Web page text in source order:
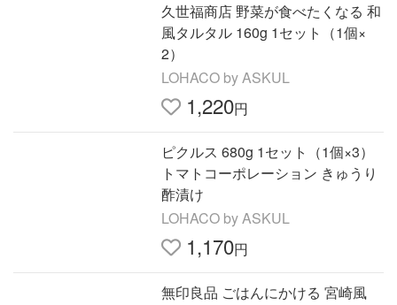
久世福商店 野菜が食べたくなる 和
風タルタル 160g 1セット（1個×
2）
LOHACO by ASKUL
1,220円
ピクルス 680g 1セット（1個×3）
トマトコーポレーション きゅうり
酢漬け
LOHACO by ASKUL
1,170円
無印良品 ごはんにかける 宮崎風